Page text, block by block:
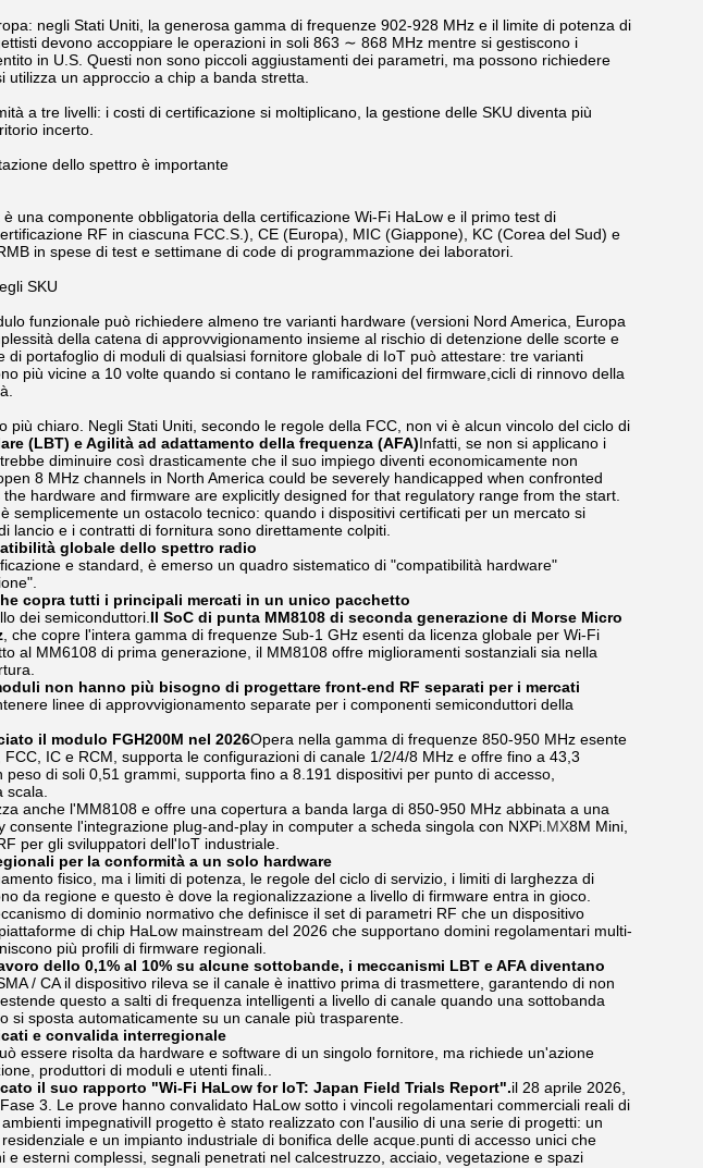
negli Stati Uniti, la generosa gamma di frequenze 902-928 MHz e il limite di potenza di
devono accoppiare le operazioni in soli 863 ∼ 868 MHz mentre si gestiscono i
in U.S. Questi non sono piccoli aggiustamenti dei parametri, ma possono richiedere
un approccio a chip a banda stretta.
a tre livelli: i costi di certificazione si moltiplicano, la gestione delle SKU diventa più
incerto.
dello spettro è importante
una componente obbligatoria della certificazione Wi-Fi HaLow e il primo test di
RF in ciascuna FCC.S.), CE (Europa), MIC (Giappone), KC (Corea del Sud) e
in spese di test e settimane di code di programmazione dei laboratori.
SKU
funzionale può richiedere almeno tre varianti hardware (versioni Nord America, Europa
della catena di approvvigionamento insieme al rischio di detenzione delle scorte e
portafoglio di moduli di qualsiasi fornitore globale di IoT può attestare: tre varianti
più vicine a 10 volte quando si contano le ramificazioni del firmware,cicli di rinnovo della
più chiaro. Negli Stati Uniti, secondo le regole della FCC, non vi è alcun vincolo del ciclo di
(LBT) e Agilità ad adattamento della frequenza (AFA)Infatti, se non si applicano i
diminuire così drasticamente che il suo impiego diventi economicamente non
8 MHz channels in North America could be severely handicapped when confronted
hardware and firmware are explicitly designed for that regulatory range from the start.
semplicemente un ostacolo tecnico: quando i dispositivi certificati per un mercato si
lancio e i contratti di fornitura sono direttamente colpiti.
globale dello spettro radio
e standard, è emerso un quadro sistematico di "compatibilità hardware"
copra tutti i principali mercati in un unico pacchetto
dei semiconduttori. Il SoC di punta MM8108 di seconda generazione di Morse Micro
, che copre l'intera gamma di frequenze Sub-1 GHz esenti da licenza globale per Wi-Fi
al MM6108 di prima generazione, il MM8108 offre miglioramenti sostanziali sia nella
non hanno più bisogno di progettare front-end RF separati per i mercati
linee di approvvigionamento separate per i componenti semiconduttori della
il modulo FGH200M nel 2026Opera nella gamma di frequenze 850-950 MHz esente
IC e RCM, supporta le configurazioni di canale 1/2/4/8 MHz e offre fino a 43,3
di soli 0,51 grammi, supporta fino a 8.191 dispositivi per punto di accesso,
anche l'MM8108 e offre una copertura a banda larga di 850-950 MHz abbinata a una
l'integrazione plug-and-play in computer a scheda singola con NXPi.MX8M Mini,
per gli sviluppatori dell'IoT industriale.
per la conformità a un solo hardware
fisico, ma i limiti di potenza, le regole del ciclo di servizio, i limiti di larghezza di
da regione e questo è dove la regionalizzazione a livello di firmware entra in gioco.
di dominio normativo che definisce il set di parametri RF che un dispositivo
di chip HaLow mainstream del 2026 che supportano domini regolamentari multi-
più profili di firmware regionali.
dello 0,1% al 10% su alcune sottobande, i meccanismi LBT e AFA diventano
/ CA il dispositivo rileva se il canale è inattivo prima di trasmettere, garantendo di non
questo a salti di frequenza intelligenti a livello di canale quando una sottobanda
sposta automaticamente su un canale più trasparente.
e convalida interregionale
essere risolta da hardware e software di un singolo fornitore, ma richiede un'azione
produttori di moduli e utenti finali..
il suo rapporto "Wi-Fi HaLow for IoT: Japan Field Trials Report".il 28 aprile 2026,
3. Le prove hanno convalidato HaLow sotto i vincoli regolamentari commerciali reali di
impegnativiIl progetto è stato realizzato con l'ausilio di una serie di progetti: un
e un impianto industriale di bonifica delle acque.punti di accesso unici che
esterni complessi, segnali penetrati nel calcestruzzo, acciaio, vegetazione e spazi